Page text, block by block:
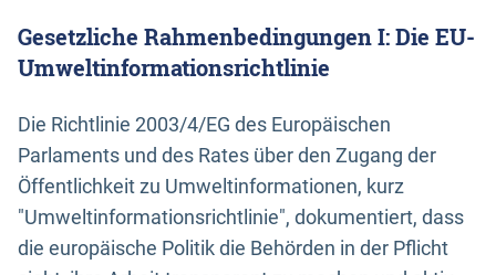
Gesetzliche Rahmenbedingungen I: Die EU-
Umweltinformationsrichtlinie
Die Richtlinie 2003/4/EG des Europäischen
Parlaments und des Rates über den Zugang der
Öffentlichkeit zu Umweltinformationen, kurz
"Umweltinformationsrichtlinie", dokumentiert, dass
die europäische Politik die Behörden in der Pflicht